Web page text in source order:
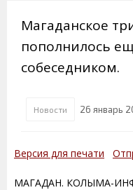
Магаданское
пополнилось
собеседником.
Новости 26 январь
Версия для печати
МАГАДАН. КОЛЫМА-